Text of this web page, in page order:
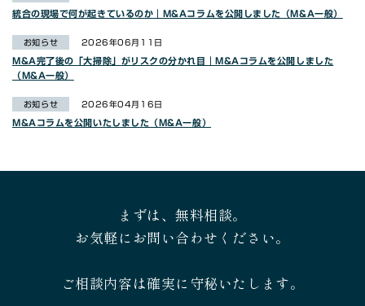
統合の現場で何が起きているのか｜M&Aコラムを公開しました（M&A一般）
お知らせ 2026年06月11日
M&A完了後の「大掃除」がリスクの分かれ目｜M&Aコラムを公開しました
（M&A一般）
お知らせ 2026年04月16日
M&Aコラムを公開いたしました（M&A一般）
まずは、無料相談。
お気軽にお問い合わせください。
ご相談内容は確実に守秘いたします。